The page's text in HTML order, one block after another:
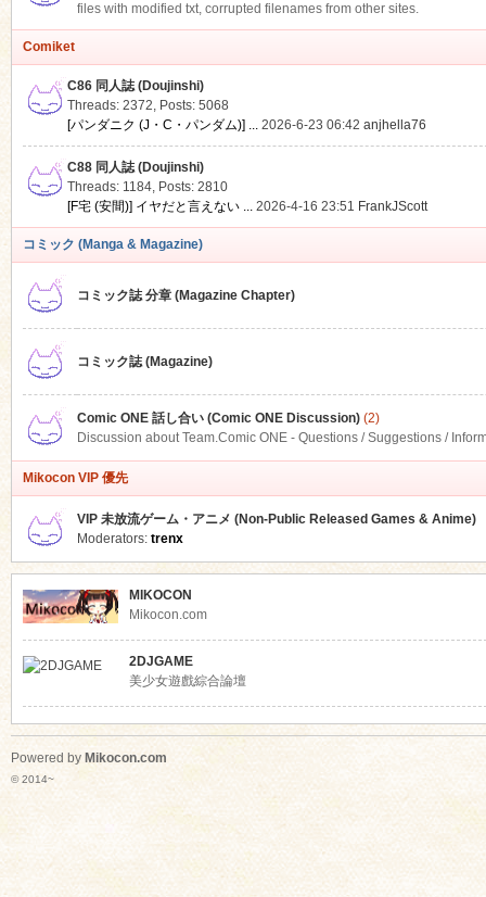
files with modified txt, corrupted filenames from other sites.
Comiket
C86 同人誌 (Doujinshi)
Threads: 2372, Posts: 5068
[パンダニク (J・C・パンダム)] ... 2026-6-23 06:42 anjhella76
C88 同人誌 (Doujinshi)
Threads: 1184, Posts: 2810
[F宅 (安間)] イヤだと言えない ... 2026-4-16 23:51 FrankJScott
コミック (Manga & Magazine)
コミック誌 分章 (Magazine Chapter)
コミック誌 (Magazine)
Comic ONE 話し合い (Comic ONE Discussion)(2)
Discussion about Team.Comic ONE - Questions / Suggestions /
Mikocon VIP 優先
VIP 未放流ゲーム・アニメ (Non-Public Released Games & Anime)
Moderators: trenx
MIKOCON
Mikocon.com
2DJGAME
美少女遊戲綜合論壇
Powered by Mikocon.com
© 2014~